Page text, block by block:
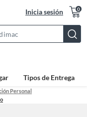
Inicia sesión 0
Bar
Tipos de Entrega
Personal